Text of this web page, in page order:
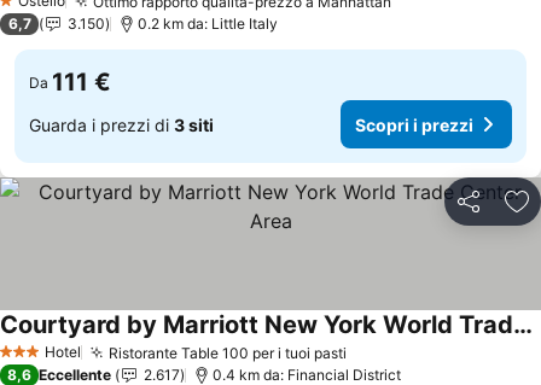
1 Stelle
6,7 3.150 0.2 km da: Little Italy
Da 111 €
Guarda i prezzi di 3 siti Scopri i prezzi
Condividi
3 StelleHotel Ristorante Table 100 per i tuoi pasti
Courtyard by Marriott New York World Trade Center Area
8,6 Eccellente 2.617 0.4 km da: Financial District